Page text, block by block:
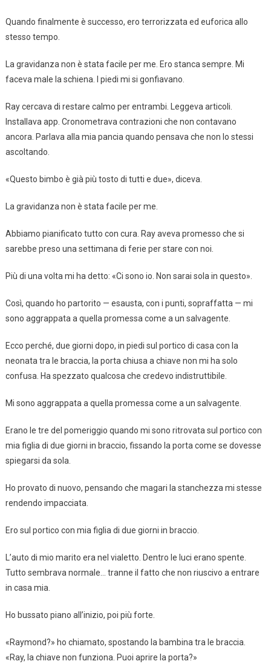
Quando finalmente è successo, ero terrorizzata ed euforica allo
stesso tempo.
La gravidanza non è stata facile per me. Ero stanca sempre. Mi
faceva male la schiena. I piedi mi si gonfiavano.
Ray cercava di restare calmo per entrambi. Leggeva articoli.
Installava app. Cronometrava contrazioni che non contavano
ancora. Parlava alla mia pancia quando pensava che non lo stessi
ascoltando.
«Questo bimbo è già più tosto di tutti e due», diceva.
La gravidanza non è stata facile per me.
Abbiamo pianificato tutto con cura. Ray aveva promesso che si
sarebbe preso una settimana di ferie per stare con noi.
Più di una volta mi ha detto: «Ci sono io. Non sarai sola in questo».
Così, quando ho partorito — esausta, con i punti, sopraffatta — mi
sono aggrappata a quella promessa come a un salvagente.
Ecco perché, due giorni dopo, in piedi sul portico di casa con la
neonata tra le braccia, la porta chiusa a chiave non mi ha solo
confusa. Ha spezzato qualcosa che credevo indistruttibile.
Mi sono aggrappata a quella promessa come a un salvagente.
Erano le tre del pomeriggio quando mi sono ritrovata sul portico con
mia figlia di due giorni in braccio, fissando la porta come se dovesse
spiegarsi da sola.
Ho provato di nuovo, pensando che magari la stanchezza mi stesse
rendendo impacciata.
Ero sul portico con mia figlia di due giorni in braccio.
L’auto di mio marito era nel vialetto. Dentro le luci erano spente.
Tutto sembrava normale… tranne il fatto che non riuscivo a entrare
in casa mia.
Ho bussato piano all’inizio, poi più forte.
«Raymond?» ho chiamato, spostando la bambina tra le braccia.
«Ray, la chiave non funziona. Puoi aprire la porta?»